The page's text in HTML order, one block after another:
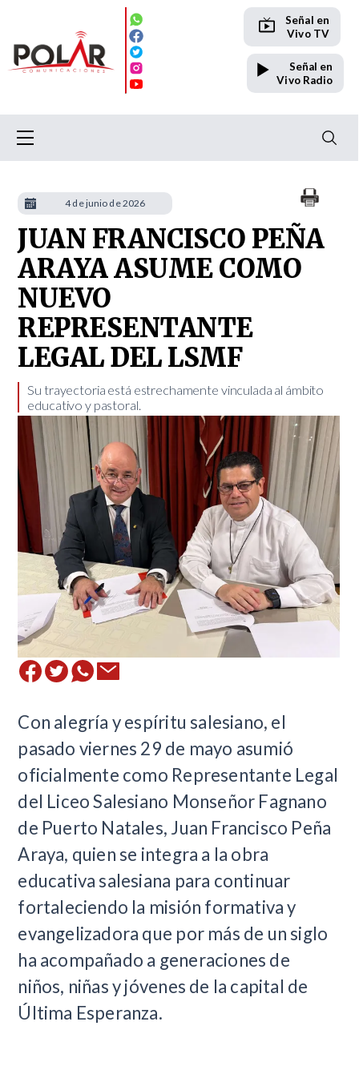
Señal en
Vivo TV
Señal en
Vivo Radio
JUAN FRANCISCO PEÑA
ARAYA ASUME COMO
NUEVO
REPRESENTANTE
LEGAL DEL LSMF
Su trayectoria está estrechamente vinculada al ámbito
educativo y pastoral.
Con alegría y espíritu salesiano, el
pasado viernes 29 de mayo asumió
oficialmente como Representante Legal
del Liceo Salesiano Monseñor Fagnano
de Puerto Natales, Juan Francisco Peña
Araya, quien se integra a la obra
educativa salesiana para continuar
fortaleciendo la misión formativa y
evangelizadora que por más de un siglo
ha acompañado a generaciones de
niños, niñas y jóvenes de la capital de
Última Esperanza.
4 de junio de 2026